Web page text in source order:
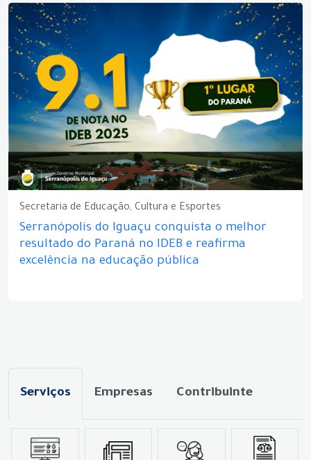
Secretaria de Educação, Cultura e Esportes
Serranópolis do Iguaçu conquista o melhor
resultado do Paraná no IDEB e reafirma
excelência na educação pública
Serviços Empresas Contribuinte